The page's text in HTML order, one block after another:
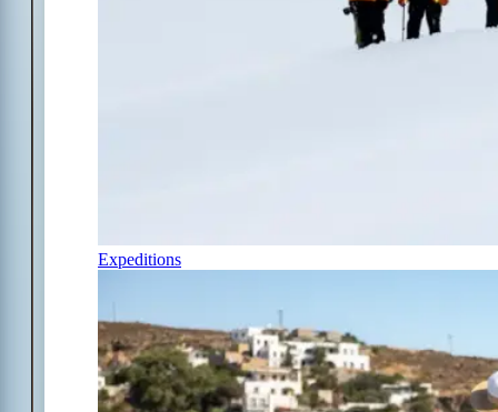
Expeditions